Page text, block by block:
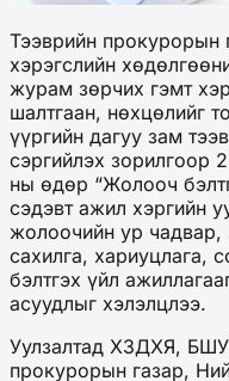
Тээврийн прокурорын
хэрэгслийн
журам зөрчих гэмт
шалтгаан, нөхцөлийг
үүргийн дагуу зам
сэргийлэх зорилгоор
ны өдөр “Жолооч
сэдэвт ажил хэргийн
жолоочийн ур
сахилга, хариуцлага,
бэлтгэх үйл
асуудлыг хэлэлцлээ.
Уулзалтад ХЗДХЯ,
прокурорын газар,